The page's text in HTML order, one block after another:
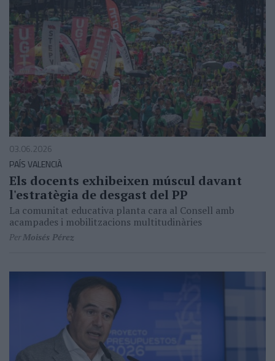
03.06.2026
PAÍS VALENCIÀ
Els docents exhibeixen múscul davant
l'estratègia de desgast del PP
La comunitat educativa planta cara al Consell amb
acampades i mobilitzacions multitudinàries
PerMoisés Pérez